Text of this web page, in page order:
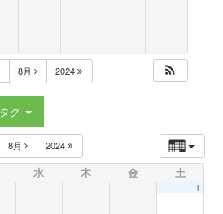
o
8月 2024
タグ
8月 2024
水 木 金 土
1